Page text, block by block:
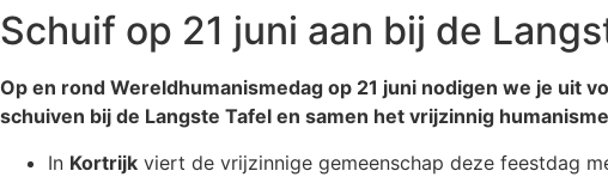
Schuif op 21 juni aan bij de
Op en rond Wereldhumanismedag op 21 juni nodigen we je uit
schuiven bij de Langste Tafel en samen het vrijzinnig
In Kortrijk viert de vrijzinnige gemeenschap deze feestdag